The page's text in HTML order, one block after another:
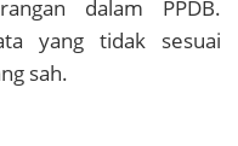
dalam PPDB.
yang tidak sesuai
sah.